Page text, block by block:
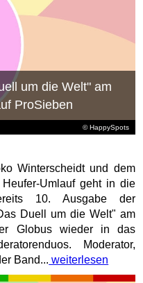
© HappySpots
um die Welt" am
ProSieben
Winterscheidt und dem
Umlauf geht in die
10. Ausgabe der
Duell um die Welt" am
Globus wieder in das
Moderator,
Band... weiterlesen